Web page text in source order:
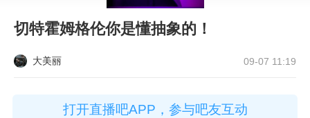
切特霍姆格伦你是懂抽象的！
大美丽 09-07 11:19
打开直播吧APP，参与吧友互动